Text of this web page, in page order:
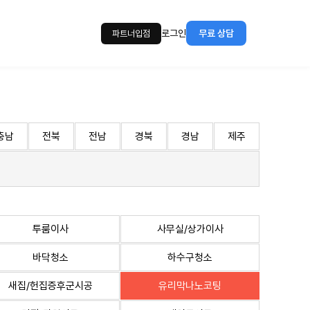
파트너입점 로그인 무료 상담
남 전북 전남 경북 경남 제주
투룸이사 사무실/상가이사
바닥청소 하수구청소
새집/헌집증후군시공 유리막나노코팅